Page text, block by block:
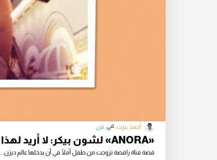
فن في أحمد عزت
«ANORA» لشون بيكر: لا أريد لهذا الخيال أن ينتهي
قصة فتاة راقصة تزوجت من طفل أملًا في أن يدخلها عالم ديزن...